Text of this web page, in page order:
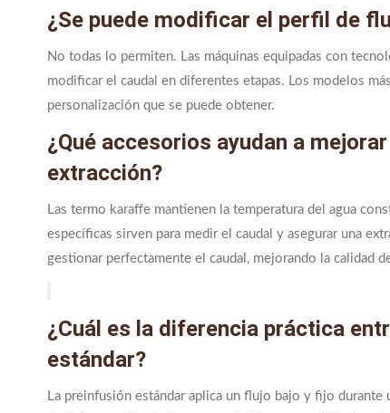
¿Se puede modificar el perfil de
No todas lo permiten. Las máquinas equipadas con
modificar el caudal en diferentes etapas. Los modelos
personalización que se puede obtener.
¿Qué accesorios ayudan a
extracción?
Las termo karaffe mantienen la temperatura del agua
específicas sirven para medir el caudal y asegurar una
gestionar perfectamente el caudal, mejorando la calidad
¿Cuál es la diferencia práctica
estándar?
La preinfusión estándar aplica un flujo bajo y fijo